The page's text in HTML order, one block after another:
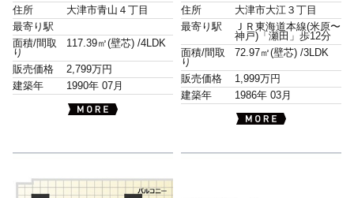
住所
大津市青山４丁目
最寄り駅
面積/間取
り
117.39㎡(壁芯) /4LDK
販売価格
2,799万円
建築年
1990年 07月
住所
大津市大江３丁目
最寄り駅
ＪＲ東海道本線(米原〜
神戸)「瀬田」歩12分
面積/間取
り
72.97㎡(壁芯) /3LDK
販売価格
1,999万円
建築年
1986年 03月